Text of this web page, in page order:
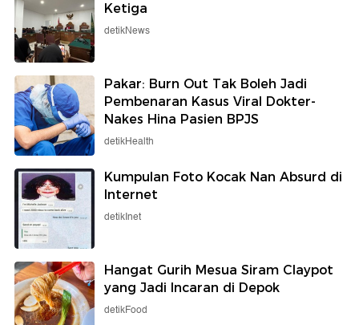
Ketiga
detikNews
Pakar: Burn Out Tak Boleh Jadi
Pembenaran Kasus Viral Dokter-
Nakes Hina Pasien BPJS
detikHealth
Kumpulan Foto Kocak Nan Absurd di
Internet
detikInet
Hangat Gurih Mesua Siram Claypot
yang Jadi Incaran di Depok
detikFood